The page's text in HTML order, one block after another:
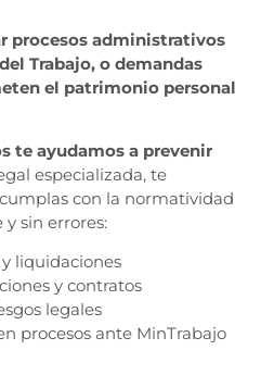
procesos administrativos
Trabajo, o demandas
el patrimonio personal
te ayudamos a prevenir
especializada, te
con la normatividad
sin errores:
liquidaciones
y contratos
legales
procesos ante MinTrabajo